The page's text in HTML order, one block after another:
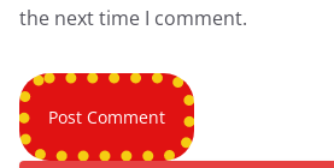
the next time I comment.